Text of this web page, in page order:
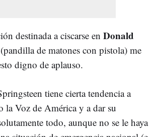
destinada a ciscarse en Donald
(pandilla de matones con pistola) me
digno de aplauso.
tiene cierta tendencia a
la Voz de América y a dar su
todo, aunque no se le haya